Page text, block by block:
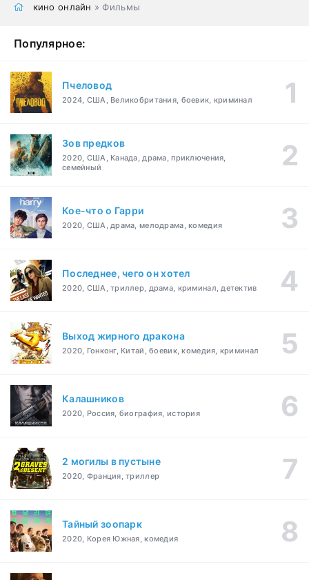
кино онлайн » Фильмы
Популярное:
Пчеловод
2024, США, Великобритания, боевик, криминал
Зов предков
2020, США, Канада, драма, приключения,
семейный
Кое-что о Гарри
2020, США, драма, мелодрама, комедия
Последнее, чего он хотел
2020, США, триллер, драма, криминал, детектив
Выход жирного дракона
2020, Гонконг, Китай, боевик, комедия, криминал
Калашников
2020, Россия, биография, история
2 могилы в пустыне
2020, Франция, триллер
Тайный зоопарк
2020, Корея Южная, комедия